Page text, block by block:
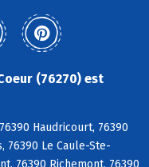
(76270) est
Haudricourt, 76390
76390 Le Caule-Ste-
76390 Richemont, 76390